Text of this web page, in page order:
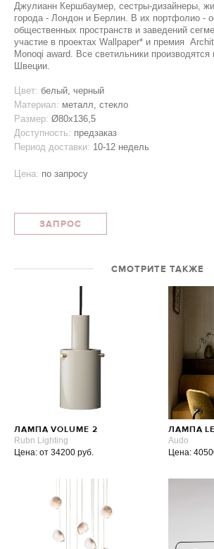
Джулианн Кершбаумер, сестры-дизайнеры,
города - Лондон и Берлин. В их портфолио -
общественных пространств и заведений
участие в проектах Wallpaper* и премия
Monoqi award. Все светильники производятся
Швеции.
Цвет: белый, черный
Материал: металл, стекло
Размер: Ø80x136,5
Доступность: предзаказ
Период доставки: 10-12 недель
Цена: по запросу
ЗАПРОС
СМОТРИТЕ ТАКЖЕ
ЛАМПА VOLUME 2
Rubn Lighting
Цена: от 34200 руб.
ЛАМПА
Audo
Цена: